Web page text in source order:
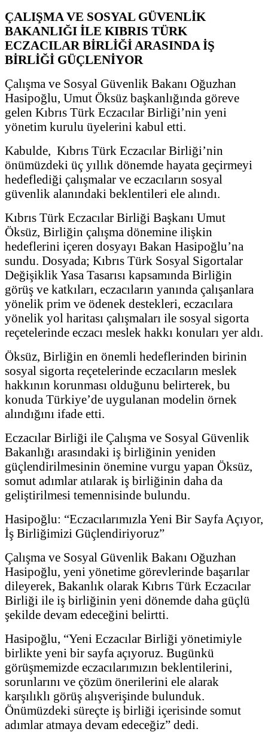
ÇALIŞMA VE SOSYAL GÜVENLİK
BAKANLIĞI İLE KIBRIS TÜRK
ECZACILAR BİRLİĞİ ARASINDA İŞ
BİRLİĞİ GÜÇLENİYOR
Çalışma ve Sosyal Güvenlik Bakanı Oğuzhan
Hasipoğlu, Umut Öksüz başkanlığında göreve
gelen Kıbrıs Türk Eczacılar Birliği’nin yeni
yönetim kurulu üyelerini kabul etti.
Kabulde, Kıbrıs Türk Eczacılar Birliği’nin
önümüzdeki üç yıllık dönemde hayata geçirmeyi
hedeflediği çalışmalar ve eczacıların sosyal
güvenlik alanındaki beklentileri ele alındı.
Kıbrıs Türk Eczacılar Birliği Başkanı Umut
Öksüz, Birliğin çalışma dönemine ilişkin
hedeflerini içeren dosyayı Bakan Hasipoğlu’na
sundu. Dosyada; Kıbrıs Türk Sosyal Sigortalar
Değişiklik Yasa Tasarısı kapsamında Birliğin
görüş ve katkıları, eczacıların yanında çalışanlara
yönelik prim ve ödenek destekleri, eczacılara
yönelik yol haritası çalışmaları ile sosyal sigorta
reçetelerinde eczacı meslek hakkı konuları yer aldı.
Öksüz, Birliğin en önemli hedeflerinden birinin
sosyal sigorta reçetelerinde eczacıların meslek
hakkının korunması olduğunu belirterek, bu
konuda Türkiye’de uygulanan modelin örnek
alındığını ifade etti.
Eczacılar Birliği ile Çalışma ve Sosyal Güvenlik
Bakanlığı arasındaki iş birliğinin yeniden
güçlendirilmesinin önemine vurgu yapan Öksüz,
somut adımlar atılarak iş birliğinin daha da
geliştirilmesi temennisinde bulundu.
Hasipoğlu: “Eczacılarımızla Yeni Bir Sayfa Açıyor,
İş Birliğimizi Güçlendiriyoruz”
Çalışma ve Sosyal Güvenlik Bakanı Oğuzhan
Hasipoğlu, yeni yönetime görevlerinde başarılar
dileyerek, Bakanlık olarak Kıbrıs Türk Eczacılar
Birliği ile iş birliğinin yeni dönemde daha güçlü
şekilde devam edeceğini belirtti.
Hasipoğlu, “Yeni Eczacılar Birliği yönetimiyle
birlikte yeni bir sayfa açıyoruz. Bugünkü
görüşmemizde eczacılarımızın beklentilerini,
sorunlarını ve çözüm önerilerini ele alarak
karşılıklı görüş alışverişinde bulunduk.
Önümüzdeki süreçte iş birliği içerisinde somut
adımlar atmaya devam edeceğiz” dedi.